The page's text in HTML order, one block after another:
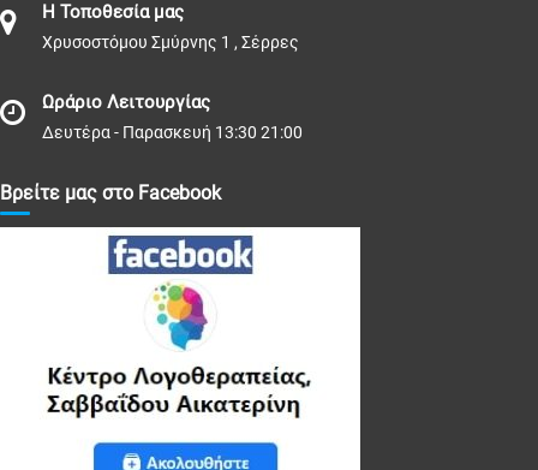
Η Τοποθεσία μας
Χρυσοστόμου Σμύρνης 1 , Σέρρες
Ωράριο Λειτουργίας
Δευτέρα - Παρασκευή 13:30 21:00
Βρείτε μας στο Facebook